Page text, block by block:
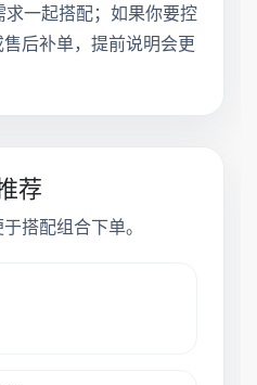
一起搭配；如果你要控
后补单，提前说明会更
荐
搭配组合下单。